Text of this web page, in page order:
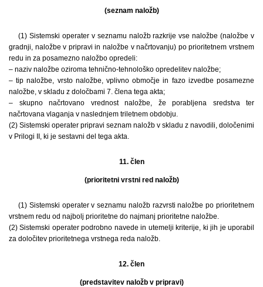
(seznam naložb)
(1) Sistemski operater v seznamu naložb razkrije vse naložbe (naložbe v
gradnji, naložbe v pripravi in naložbe v načrtovanju) po prioritetnem vrstnem
redu in za posamezno naložbo opredeli:
– naziv naložbe oziroma tehnično-tehnološko opredelitev naložbe;
– tip naložbe, vrsto naložbe, vplivno območje in fazo izvedbe posamezne
naložbe, v skladu z določbami 7. člena tega akta;
– skupno načrtovano vrednost naložbe, že porabljena sredstva ter
načrtovana vlaganja v naslednjem triletnem obdobju.
(2) Sistemski operater pripravi seznam naložb v skladu z navodili, določenimi
v Prilogi II, ki je sestavni del tega akta.
11. člen
(prioritetni vrstni red naložb)
(1) Sistemski operater v seznamu naložb razvrsti naložbe po prioritetnem
vrstnem redu od najbolj prioritetne do najmanj prioritetne naložbe.
(2) Sistemski operater podrobno navede in utemelji kriterije, ki jih je uporabil
za določitev prioritetnega vrstnega reda naložb.
12. člen
(predstavitev naložb v pripravi)